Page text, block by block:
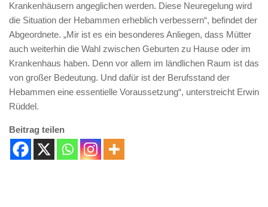
Krankenhäusern angeglichen werden. Diese Neuregelung wird
die Situation der Hebammen erheblich verbessern“, befindet der
Abgeordnete. „Mir ist es ein besonderes Anliegen, dass Mütter
auch weiterhin die Wahl zwischen Geburten zu Hause oder im
Krankenhaus haben. Denn vor allem im ländlichen Raum ist das
von großer Bedeutung. Und dafür ist der Berufsstand der
Hebammen eine essentielle Voraussetzung“, unterstreicht Erwin
Rüddel.
Beitrag teilen